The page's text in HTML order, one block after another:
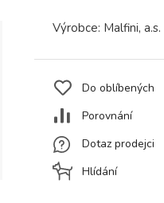
Výrobce: Malfini, a.s.
Do oblíbených
Porovnání
Dotaz prodejci
Hlídání